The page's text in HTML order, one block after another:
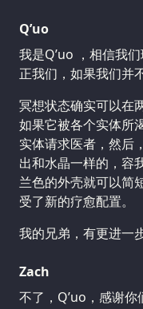
Q’uo
我是Q’uo ，相信我
正我们，如果我们并
冥想状态确实可以在
如果它被各个实体所
实体请求医者，然后
出和水晶一样的，容
兰色的外壳就可以简
受了新的疗愈配置。
我的兄弟，有更进一
Zach
不了，Q’uo，感谢你